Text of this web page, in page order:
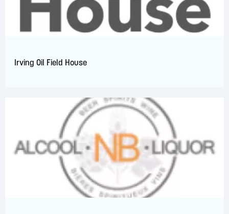
Irving Oil Field House